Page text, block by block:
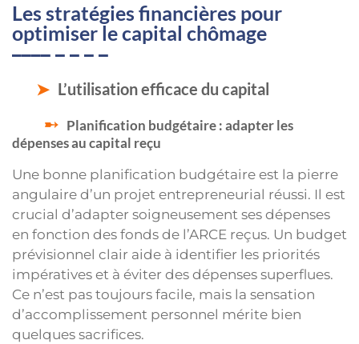
Les stratégies financières pour
optimiser le capital chômage
L’utilisation efficace du capital
Planification budgétaire : adapter les
dépenses au capital reçu
Une bonne planification budgétaire est la pierre
angulaire d’un projet entrepreneurial réussi. Il est
crucial d’adapter soigneusement ses dépenses
en fonction des fonds de l’ARCE reçus. Un budget
prévisionnel clair aide à identifier les priorités
impératives et à éviter des dépenses superflues.
Ce n’est pas toujours facile, mais la sensation
d’accomplissement personnel mérite bien
quelques sacrifices.